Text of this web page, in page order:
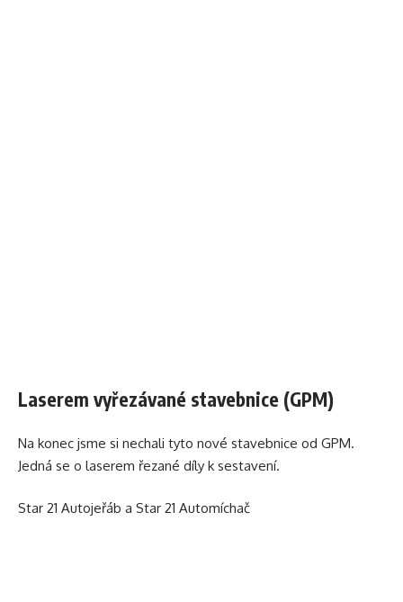
Laserem vyřezávané stavebnice (GPM)
Na konec jsme si nechali tyto nové stavebnice od GPM.
Jedná se o laserem řezané díly k sestavení.
Star 21 Autojeřáb a Star 21 Automíchač